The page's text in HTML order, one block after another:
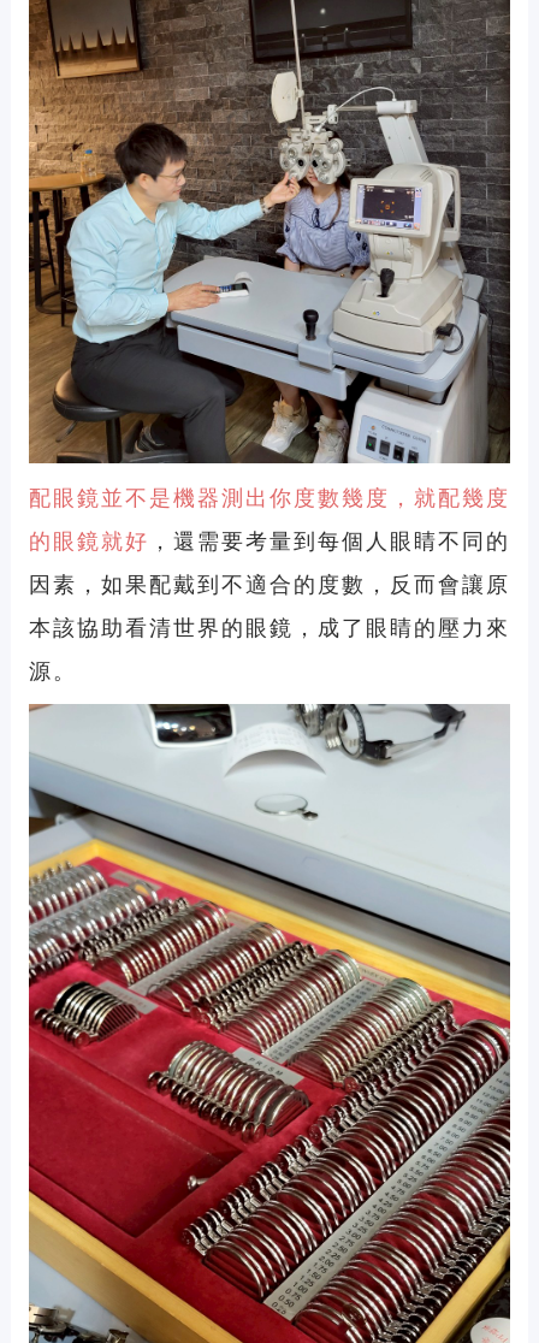
配眼鏡並不是機器測出你度數幾度，就配幾度
的眼鏡就好 ，還需要考量到每個人眼睛不同的
因素，如果配戴到不適合的度數，反而會讓原
本該協助看清世界的眼鏡，成了眼睛的壓力來
源。